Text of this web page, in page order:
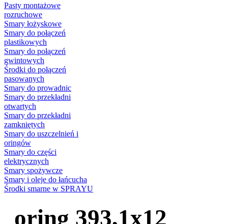
Pasty montażowe
rozruchowe
Smary łożyskowe
Smary do połączeń
plastikowych
Smary do połączeń
gwintowych
Środki do połączeń
pasowanych
Smary do prowadnic
Smary do przekładni
otwartych
Smary do przekładni
zamkniętych
Smary do uszczelnień i
oringów
Smary do części
elektrycznych
Smary spożywcze
Smary i oleje do łańcucha
Środki smarne w SPRAYU
oring 393,1x12